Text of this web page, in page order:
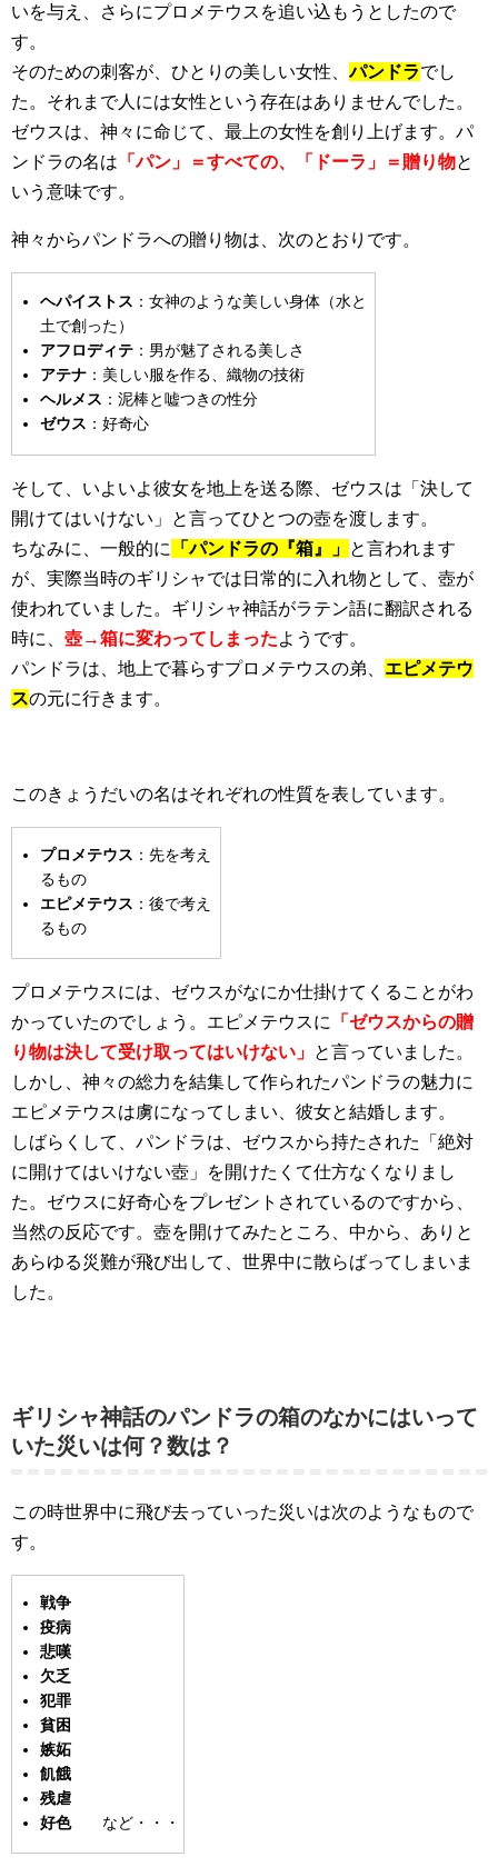
いを与え、さらにプロメテウスを追い込もうとしたので
す。
そのための刺客が、ひとりの美しい女性、パンドラでし
た。それまで人には女性という存在はありませんでした。
ゼウスは、神々に命じて、最上の女性を創り上げます。パ
ンドラの名は 「パン」＝すべての、「ドーラ」＝贈り物と
いう意味です。
神々からパンドラへの贈り物は、次のとおりです。
ヘパイストス ：女神のような美しい身体（水と
土で創った）
アフロディテ ：男が魅了される美しさ
アテナ ：美しい服を作る、織物の技術
ヘルメス ：泥棒と嘘つきの性分
ゼウス ：好奇心
そして、いよいよ彼女を地上を送る際、ゼウスは「決して
開けてはいけない」と言ってひとつの壺を渡します。
ちなみに、一般的に
「パンドラの『箱』」 と言われます
が、実際当時のギリシャでは日常的に入れ物として、壺が
使われていました。ギリシャ神話がラテン語に翻訳される
時に、 壺→箱に変わってしまったようです。
パンドラは、地上で暮らすプロメテウスの弟、 エピメテウ
スの元に行きます。
このきょうだいの名はそれぞれの性質を表しています。
プロメテウス ：先を考え
るもの
エピメテウス ：後で考え
るもの
プロメテウスには、ゼウスがなにか仕掛けてくることがわ
かっていたのでしょう。エピメテウスに
「ゼウスからの贈
り物は決して受け取ってはいけない」 と言っていました。
しかし、神々の総力を結集して作られたパンドラの魅力に
エピメテウスは虜になってしまい、彼女と結婚します。
しばらくして、パンドラは、ゼウスから持たされた「絶対
に開けてはいけない壺」を開けたくて仕方なくなりまし
た。ゼウスに好奇心をプレゼントされているのですから、
当然の反応です。壺を開けてみたところ、中から、ありと
あらゆる災難が飛び出して、世界中に散らばってしまいま
した。
ギリシャ神話のパンドラの箱のなかにはいって
いた災いは何？数は？
この時世界中に飛び去っていった災いは次のようなもので
す。
戦争
疫病
悲嘆
欠乏
犯罪
貧困
嫉妬
飢餓
残虐
好色
など・・・